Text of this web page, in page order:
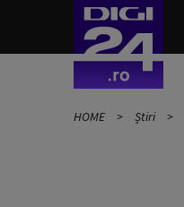
HOME Știri